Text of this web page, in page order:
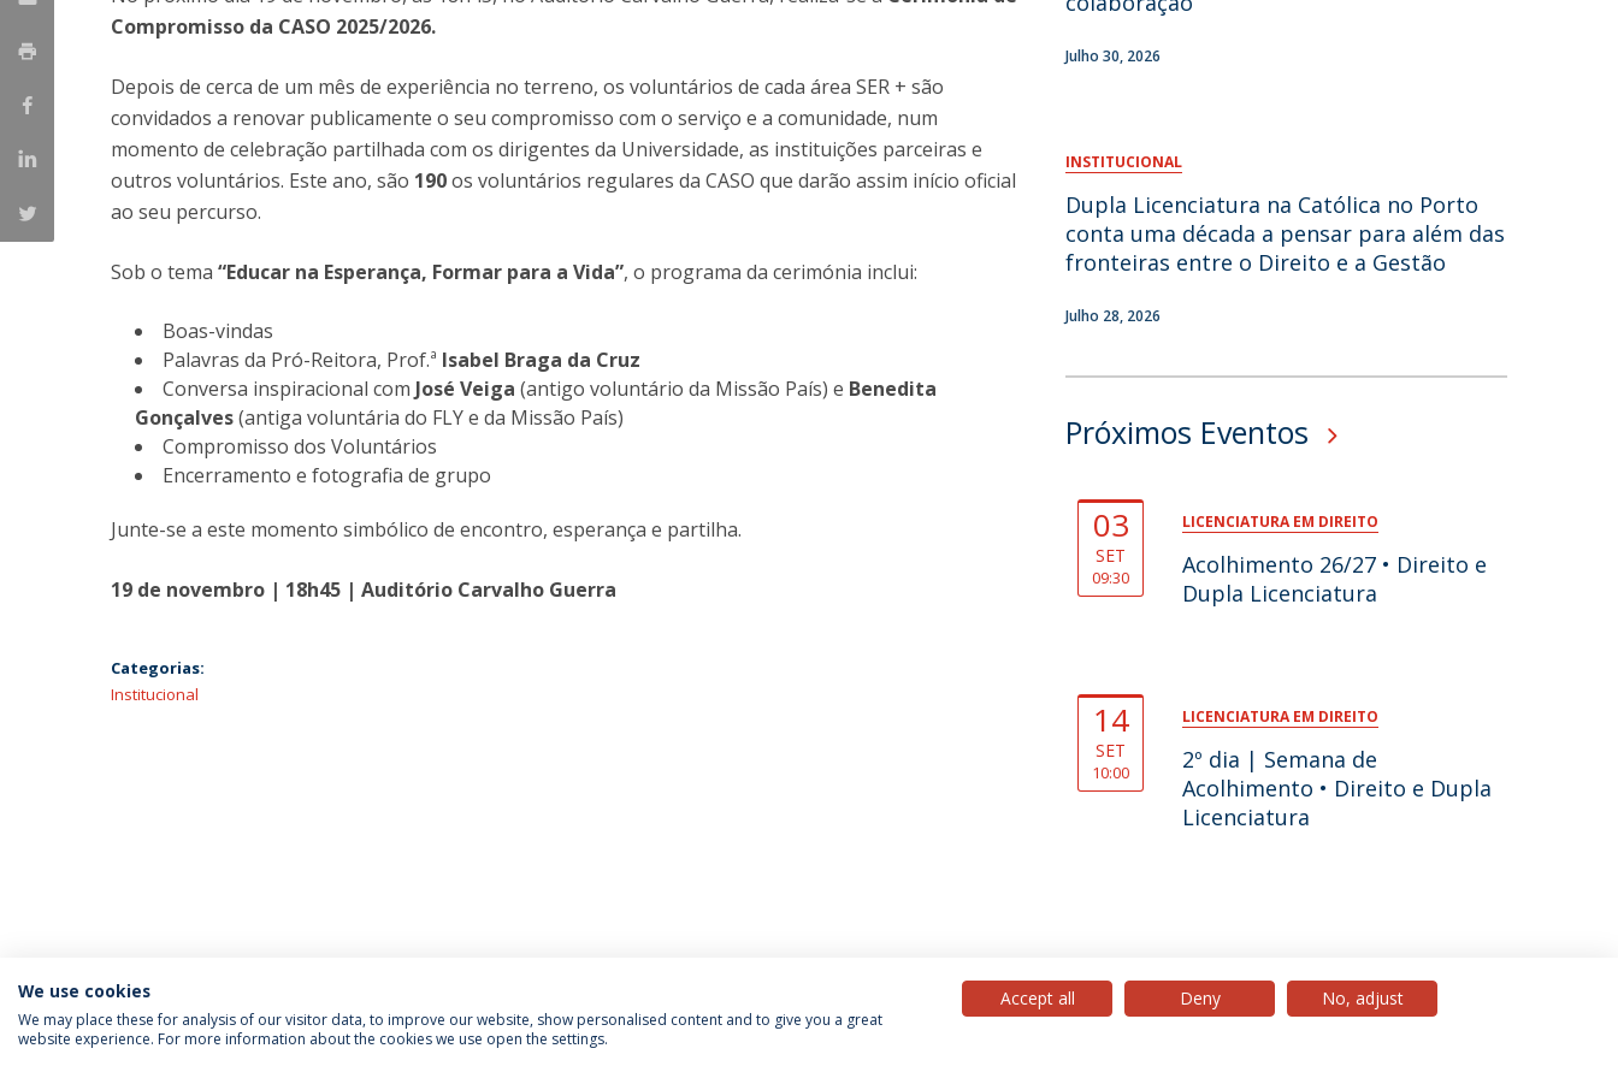
Compromisso da CASO 2025/2026.
Depois de cerca de um mês de experiência no terreno, os voluntários de cada área SER + são
convidados a renovar publicamente o seu compromisso com o serviço e a comunidade, num
momento de celebração partilhada com os dirigentes da Universidade, as instituições parceiras e
outros voluntários. Este ano, são 190os voluntários regulares da CASO que darão assim início oficial
ao seu percurso.
Sob o tema “Educar na Esperança, Formar para a Vida”, o programa da cerimónia inclui:
Boas-vindas
Palavras da Pró-Reitora, Prof.ª Isabel Braga da Cruz
Conversa inspiracional com José Veiga (antigo voluntário da Missão País) e Benedita
Gonçalves(antiga voluntária do FLY e da Missão País)
Compromisso dos Voluntários
Encerramento e fotografia de grupo
Junte-se a este momento simbólico de encontro, esperança e partilha.
19 de novembro | 18h45 | Auditório Carvalho Guerra
Categorias:
Institucional
Julho 30, 2026
INSTITUCIONAL
Dupla Licenciatura na Católica no Porto
conta uma década a pensar para além das
fronteiras entre o Direito e a Gestão
Julho 28, 2026
Próximos Eventos
03
SET
09:30
LICENCIATURA EM DIREITO
Acolhimento 26/27 • Direito e
Dupla Licenciatura
14
SET
10:00
LICENCIATURA EM DIREITO
2º dia | Semana de
Acolhimento • Direito e Dupla
Licenciatura
We use cookies
We may place these for analysis of our visitor data, to improve our website, show personalised content and to give you a great
website experience. For more information about the cookies we use open the settings.
Accept all Deny No, adjust